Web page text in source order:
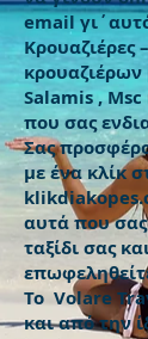
email
Κρουαζιέρες
Salamis ,
που σας
Σας
με ένα κλίκ
αυτά που
ταξίδι σας
Το Volare
και από την